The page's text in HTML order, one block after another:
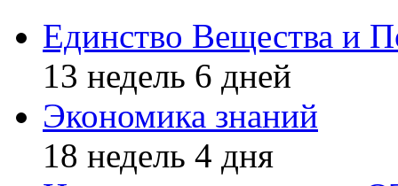
Единство Вещества и
13 недель 6 дней
Экономика знаний
18 недель 4 дня